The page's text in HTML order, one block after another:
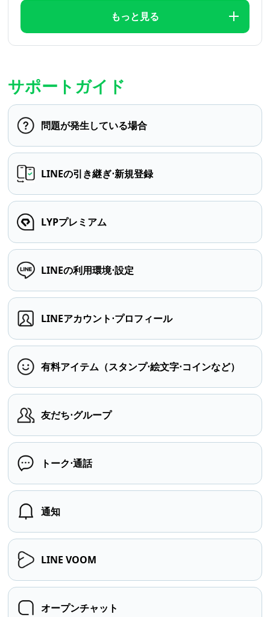
もっと見る
サポートガイド
問題が発生している場合
LINEの引き継ぎ⋅新規登録
LYPプレミアム
LINEの利用環境⋅設定
LINEアカウント⋅プロフィール
有料アイテム（スタンプ⋅絵文字⋅コインなど）
友だち⋅グループ
トーク⋅通話
通知
LINE VOOM
オープンチャット